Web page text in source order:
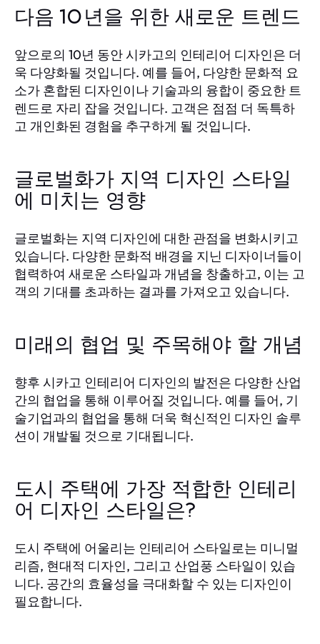
다음 10년을 위한 새로운 트렌드
앞으로의 10년 동안 시카고의 인테리어 디자인은 더
욱 다양화될 것입니다. 예를 들어, 다양한 문화적 요
소가 혼합된 디자인이나 기술과의 융합이 중요한 트
렌드로 자리 잡을 것입니다. 고객은 점점 더 독특하
고 개인화된 경험을 추구하게 될 것입니다.
글로벌화가 지역 디자인 스타일
에 미치는 영향
글로벌화는 지역 디자인에 대한 관점을 변화시키고
있습니다. 다양한 문화적 배경을 지닌 디자이너들이
협력하여 새로운 스타일과 개념을 창출하고, 이는 고
객의 기대를 초과하는 결과를 가져오고 있습니다.
미래의 협업 및 주목해야 할 개념
향후 시카고 인테리어 디자인의 발전은 다양한 산업
간의 협업을 통해 이루어질 것입니다. 예를 들어, 기
술기업과의 협업을 통해 더욱 혁신적인 디자인 솔루
션이 개발될 것으로 기대됩니다.
도시 주택에 가장 적합한 인테리
어 디자인 스타일은?
도시 주택에 어울리는 인테리어 스타일로는 미니멀
리즘, 현대적 디자인, 그리고 산업풍 스타일이 있습
니다. 공간의 효율성을 극대화할 수 있는 디자인이
필요합니다.